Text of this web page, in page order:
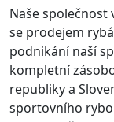
Naše společnost
se prodejem
podnikání naší
kompletní
republiky a
sportovního